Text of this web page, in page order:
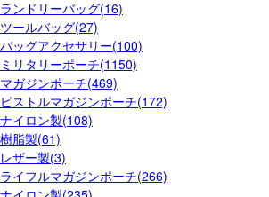
ランドリーバッグ(16)
ツールバッグ(27)
バッグアクセサリー(100)
ミリタリーポーチ(1150)
マガジンポーチ(469)
ピストルマガジンポーチ(172)
ナイロン製(108)
樹脂製(61)
レザー製(3)
ライフルマガジンポーチ(266)